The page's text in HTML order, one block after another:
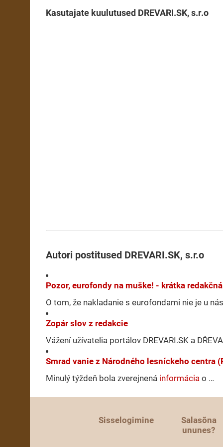
Kasutajate kuulutused DREVARI.SK, s.r.o
Autori postitused DREVARI.SK, s.r.o
Pozor, eurofondy na muške! - krátka
O tom, že nakladanie s eurofondami nie je u
Zopár slov z redakcie
Vážení užívatelia portálov DREVARI.SK a
Smrad vanie z Národného lesníckeho centra
Minulý týždeň bola zverejnená informácia o …
Sisselogimine
Salasõna
ununes?